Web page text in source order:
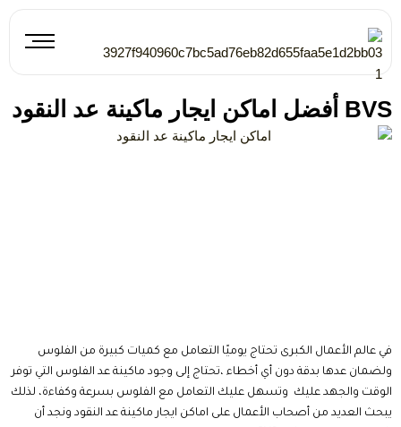
المحتوى
BVS أفضل اماكن ايجار ماكينة عد النقود
في عالم الأعمال الكبرى تحتاج يوميًا التعامل مع كميات كبيرة من الفلوس
ولضمان عدها بدقة دون أي أخطاء ،تحتاج إلى وجود ماكينة عد الفلوس التي توفر
الوقت والجهد عليك وتسهل عليك التعامل مع الفلوس بسرعة وكفاءة، لذلك
يبحث العديد من أصحاب الأعمال على اماكن ايجار ماكينة عد النقود ونجد أن